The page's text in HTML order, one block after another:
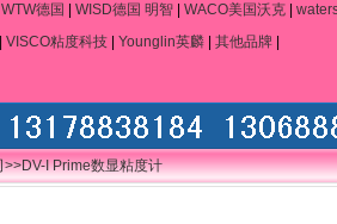
WTW德国 WISD德国 明智 WACO美国沃克
VISCO粘度科技 Younglin英麟 其他品牌
>>DV-I Prime数显粘度计